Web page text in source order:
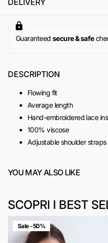
Per maggiori informazioni, si
dedicata aiResi e Rimborsi.
DELIVERY
Guaranteed secure & safe
DESCRIPTION
Flowing fit
Average length
Hand-embroidered lace
100% viscose
Adjustable shoulder straps
YOU MAY ALSO LIKE
SCOPRI I BEST
Sale -50%